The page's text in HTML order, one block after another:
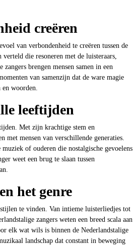
creëren
van verbondenheid te creëren tussen de
die resoneren met de luisteraars,
brengen mensen samen in een
van samenzijn dat de ware magie
woorden.
leeftijden
Met zijn krachtige stem en
met mensen van verschillende generaties.
of ouderen die nostalgische gevoelens
weet een brug te slaan tussen
het genre
te vinden. Van intieme luisterliedjes tot
zangers weten een breed scala aan
elk wat wils is binnen de Nederlandstalige
landschap dat constant in beweging